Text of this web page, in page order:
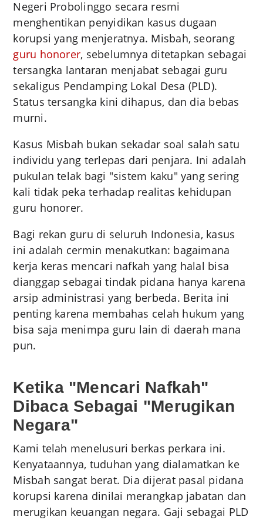
Negeri Probolinggo secara resmi
menghentikan penyidikan kasus dugaan
korupsi yang menjeratnya. Misbah, seorang
guru honorer, sebelumnya ditetapkan sebagai
tersangka lantaran menjabat sebagai guru
sekaligus Pendamping Lokal Desa (PLD).
Status tersangka kini dihapus, dan dia bebas
murni.
Kasus Misbah bukan sekadar soal salah satu
individu yang terlepas dari penjara. Ini adalah
pukulan telak bagi "sistem kaku" yang sering
kali tidak peka terhadap realitas kehidupan
guru honorer.
Bagi rekan guru di seluruh Indonesia, kasus
ini adalah cermin menakutkan: bagaimana
kerja keras mencari nafkah yang halal bisa
dianggap sebagai tindak pidana hanya karena
arsip administrasi yang berbeda. Berita ini
penting karena membahas celah hukum yang
bisa saja menimpa guru lain di daerah mana
pun.
Ketika "Mencari Nafkah"
Dibaca Sebagai "Merugikan
Negara"
Kami telah menelusuri berkas perkara ini.
Kenyataannya, tuduhan yang dialamatkan ke
Misbah sangat berat. Dia dijerat pasal pidana
korupsi karena dinilai merangkap jabatan dan
merugikan keuangan negara. Gaji sebagai PLD